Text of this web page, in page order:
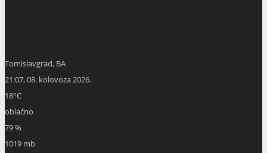
Tomislavgrad, BA
21:07,08. kolovoza 2026.
18°C
oblačno
79 %
1019 mb